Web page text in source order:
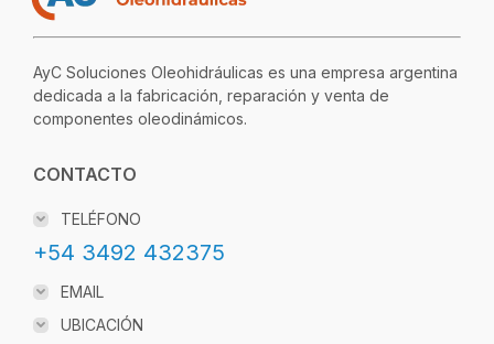
AyC Soluciones Oleohidráulicas es una empresa argentina
dedicada a la fabricación, reparación y venta de
componentes oleodinámicos.
CONTACTO
TELÉFONO
+54 3492 432375
EMAIL
UBICACIÓN